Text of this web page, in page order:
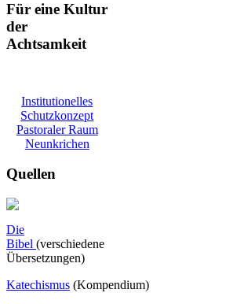
Für eine Kultur
der
Achtsamkeit
Institutionelles
Schutzkonzept
Pastoraler Raum
Neunkrichen
Quellen
Die
Bibel (verschiedene
Übersetzungen)
Katechismus (Kompendium)